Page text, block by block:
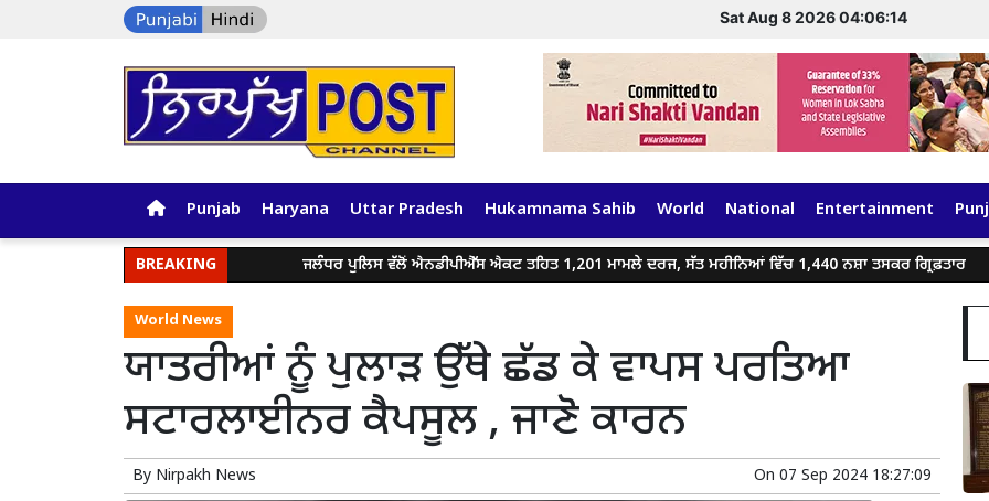
Sat Aug 8 2026 04:06:14
Punjab Haryana Uttar Pradesh Hukamnama Sahib World National Entertainment
BREAKING ਜਲੰਧਰ ਪੁਲਿਸ ਵੱਲੋਂ ਐਨਡੀਪੀਐੱਸ ਐਕਟ ਤਹਿਤ 1,201 ਮਾਮਲੇ ਦਰਜ, ਸੱਤ ਮਹੀਨਿਆਂ ਵਿੱਚ 1,440 ਨਸ਼ਾ ਤਸਕਰ ਗ੍ਰਿਫ਼ਤਾਰ
World News
ਯਾਤਰੀਆਂ ਨੂੰ ਪੁਲਾੜ ਉੱਥੇ ਛੱਡ ਕੇ ਵਾਪਸ ਪਰਤਿਆ
ਸਟਾਰਲਾਈਨਰ ਕੈਪਸੂਲ , ਜਾਣੋ ਕਾਰਨ
By Nirpakh News On 07 Sep 2024 18:27:09